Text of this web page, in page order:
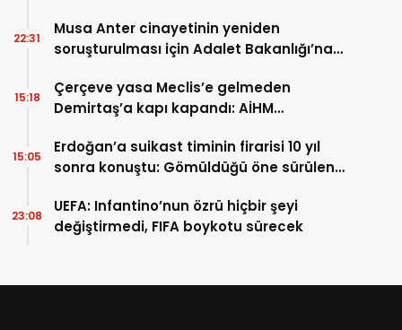
Musa Anter cinayetinin yeniden
soruşturulması için Adalet Bakanlığı’na
22:31
Çerçeve yasa Meclis’e gelmeden
Demirtaş’a kapı kapandı: AİHM
tartışması
15:18
Erdoğan’a suikast timinin firarisi 10 yıl
sonra konuştu: Gömüldüğü öne sürülen
15:05
UEFA: Infantino’nun özrü hiçbir şeyi
değiştirmedi, FIFA boykotu sürecek
23:08